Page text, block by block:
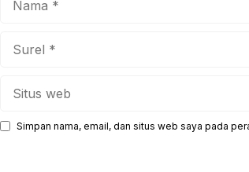
Simpan nama, email, dan situs web saya pada